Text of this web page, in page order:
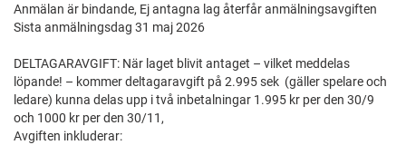
Anmälan är bindande, Ej antagna lag återfår anmälningsavgiften
Sista anmälningsdag 31 maj 2026
DELTAGARAVGIFT: När laget blivit antaget – vilket meddelas
löpande! – kommer deltagaravgift på 2.995 sek (gäller spelare och
ledare) kunna delas upp i två inbetalningar 1.995 kr per den 30/9
och 1000 kr per den 30/11,
Avgiften inkluderar: